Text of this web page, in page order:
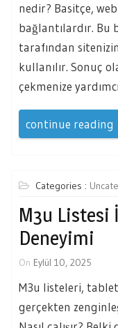
nedir? Basitçe,
bağlantılardır. Bu
tarafından
kullanılır. Sonuç
çekmenize
continue reading
Categories :
M3u Listesi
Deneyimi
On Eylül 10, 2025
M3u listeleri,
gerçekten